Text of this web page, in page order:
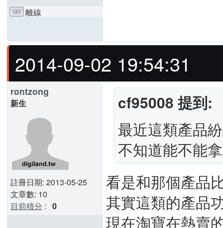
離線
2014-09-02 19:54:31
rontzong
新生
註冊日期: 2013-05-25
文章數: 10
目前積分 : 0
cf95008 提到:
最近這類產品
不知道能不能
看是和那個產品
其實這類的產品
現在淘寶在熱賣